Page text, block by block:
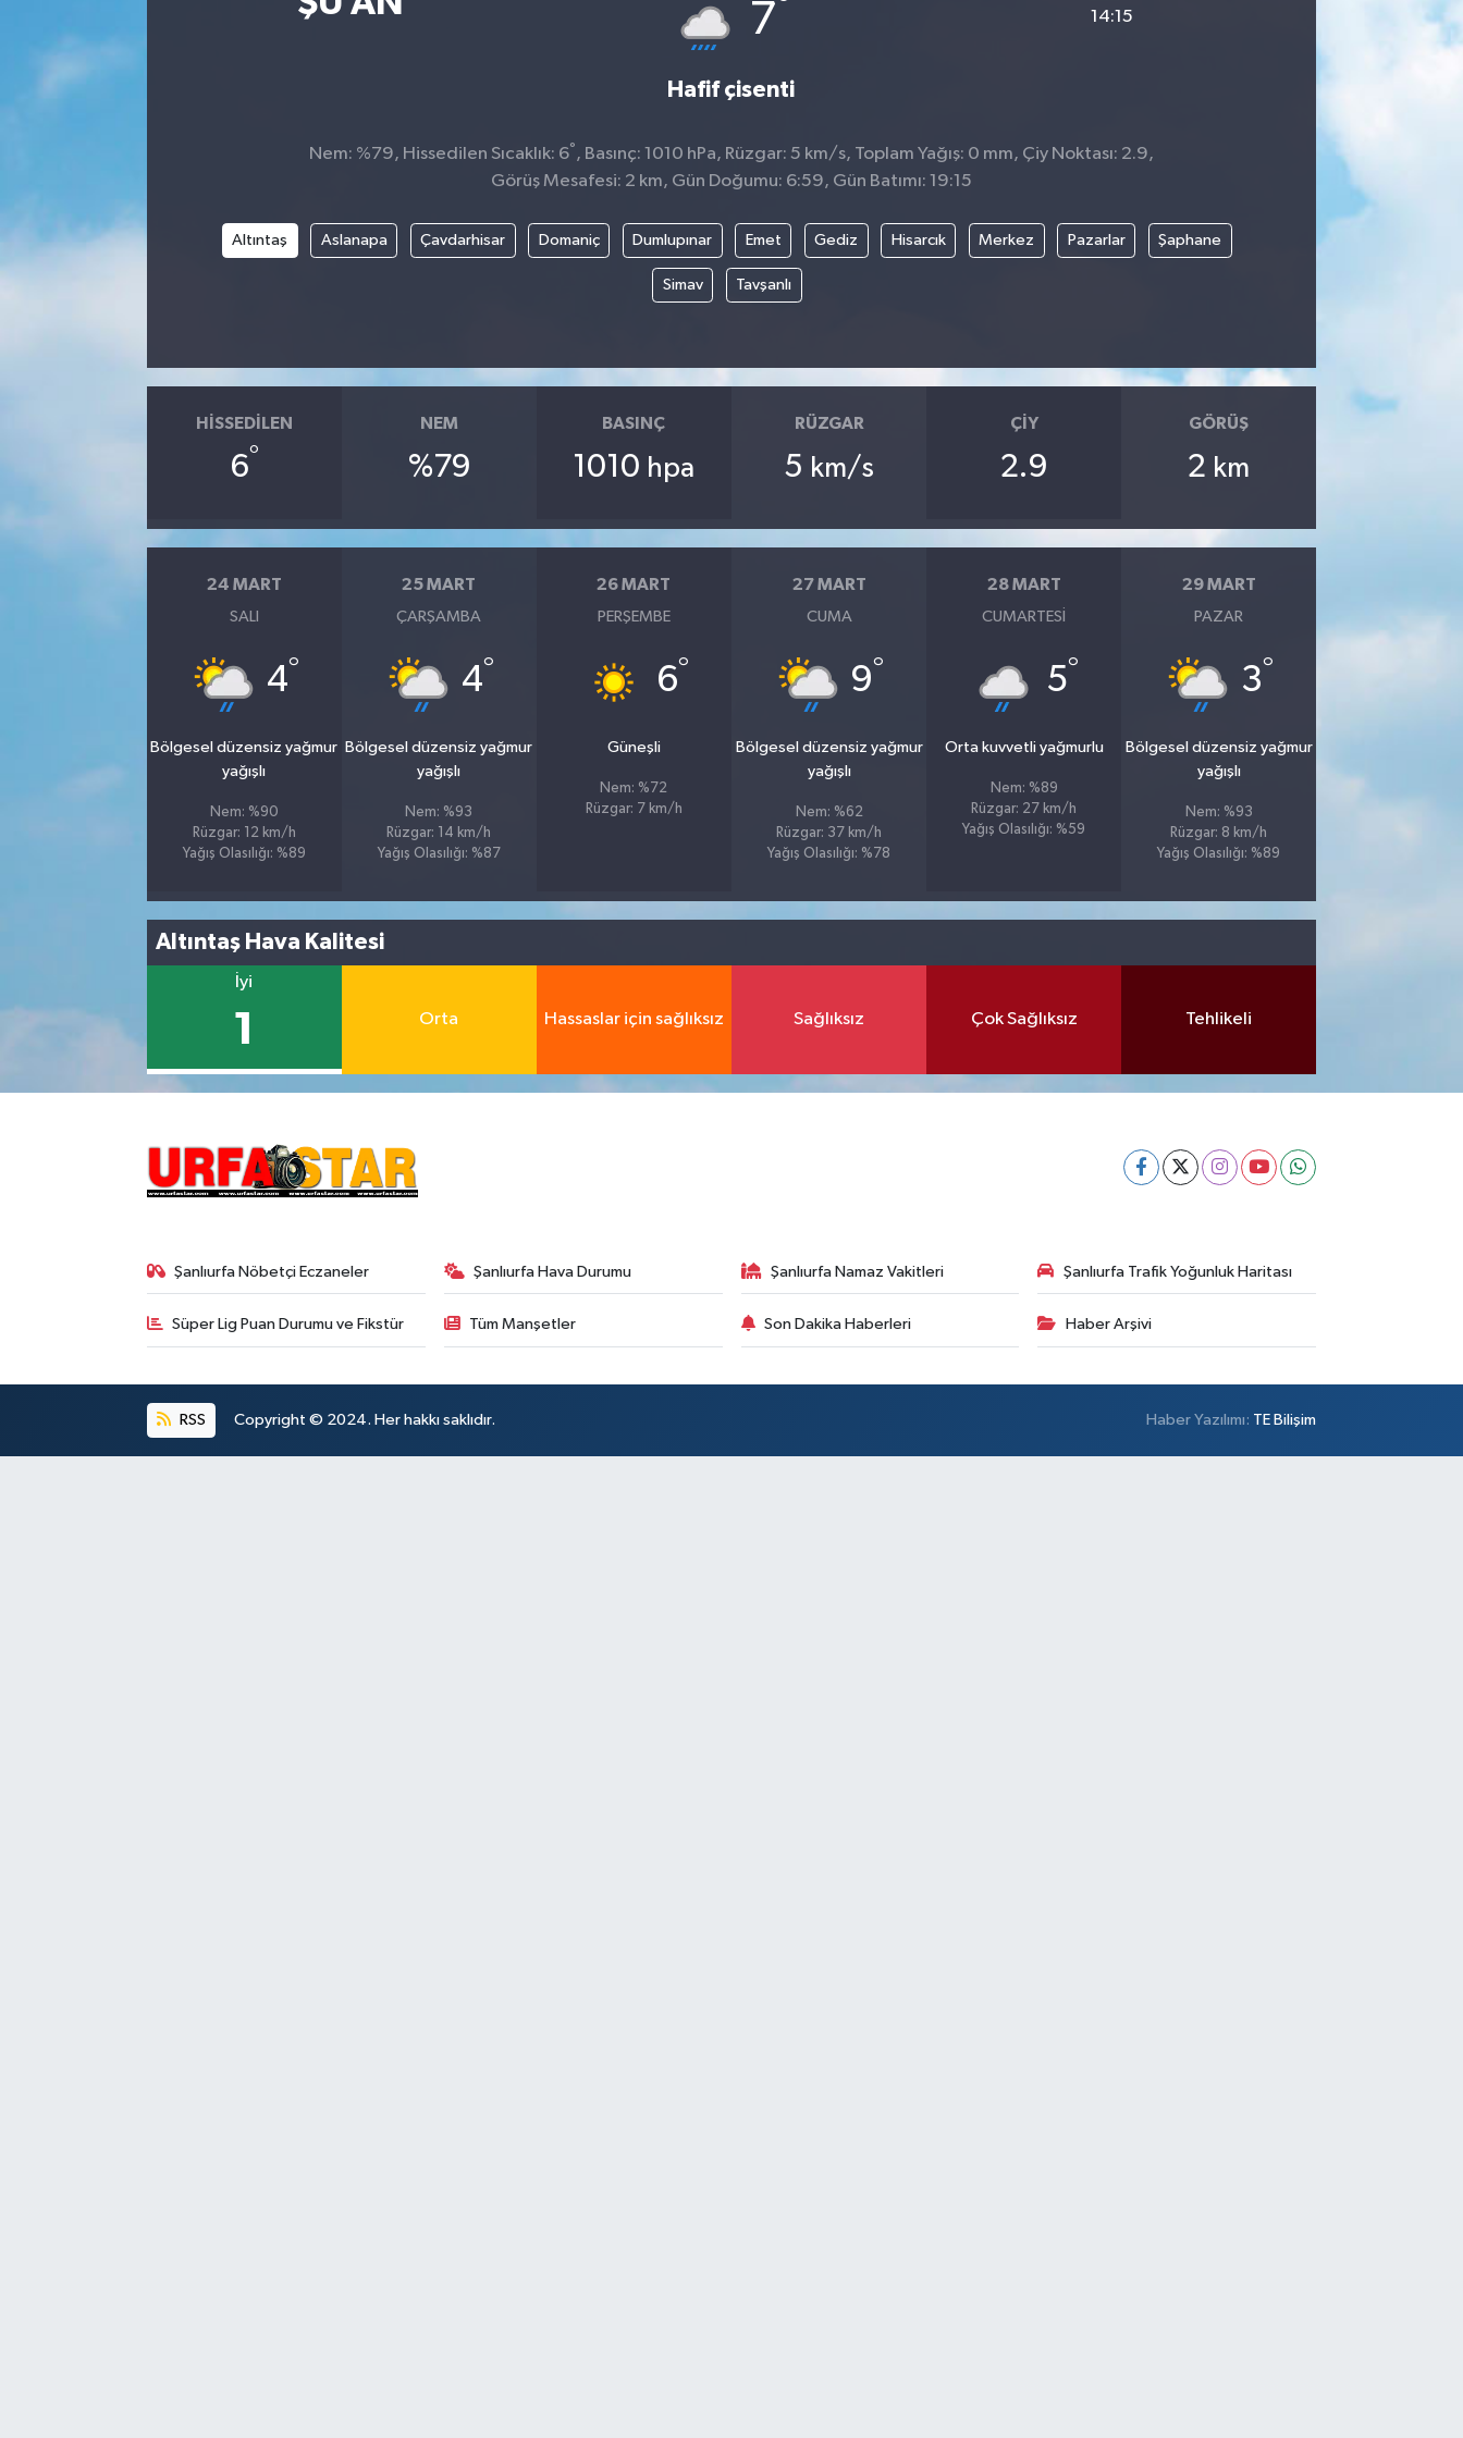
7
Hafif çisenti
14:15
Nem: %79, Hissedilen Sıcaklık: 6° , Basınç: 1010 hPa, Rüzgar: 5 km/s, Toplam Yağış: 0 mm, Çiy Noktası: 2.9,
Görüş Mesafesi: 2 km, Gün Doğumu: 6:59, Gün Batımı: 19:15
Altıntaş Aslanapa Çavdarhisar Domaniç Dumlupınar Emet Gediz Hisarcık Merkez Pazarlar Şaphane
Simav Tavşanlı
HISSEDILEN
6°
NEM
%79
BASINÇ
1010 hpa
RÜZGAR
5 km/s
ÇIY
2.9
GÖRÜŞ
2 km
24 MART
SALI
4°
Bölgesel düzensiz yağmur
yağışlı
Nem: %90
Rüzgar: 12 km/h
Yağış Olasılığı: %89
25 MART
ÇARŞAMBA
4°
Bölgesel düzensiz yağmur
yağışlı
Nem: %93
Rüzgar: 14 km/h
Yağış Olasılığı: %87
26 MART
PERŞEMBE
6°
Güneşli
Nem: %72
Rüzgar: 7 km/h
27 MART
CUMA
9°
Bölgesel düzensiz yağmur
yağışlı
Nem: %62
Rüzgar: 37 km/h
Yağış Olasılığı: %78
28 MART
CUMARTESI
5°
Orta kuvvetli yağmurlu
Nem: %89
Rüzgar: 27 km/h
Yağış Olasılığı: %59
29 MART
PAZAR
3°
Bölgesel düzensiz yağmur
yağışlı
Nem: %93
Rüzgar: 8 km/h
Yağış Olasılığı: %89
Altıntaş Hava Kalitesi
İyi
1 Orta Hassaslar için sağlıksız Sağlıksız Çok Sağlıksız Tehlikeli
Şanlıurfa Nöbetçi Eczaneler Şanlıurfa Hava Durumu Şanlıurfa Namaz Vakitleri Şanlıurfa Trafik Yoğunluk Haritası
Süper Lig Puan Durumu ve Fikstür Tüm Manşetler Son Dakika Haberleri Haber Arşivi
RSS Copyright © 2024. Her hakkı saklıdır. Haber Yazılımı: TE Bilişim